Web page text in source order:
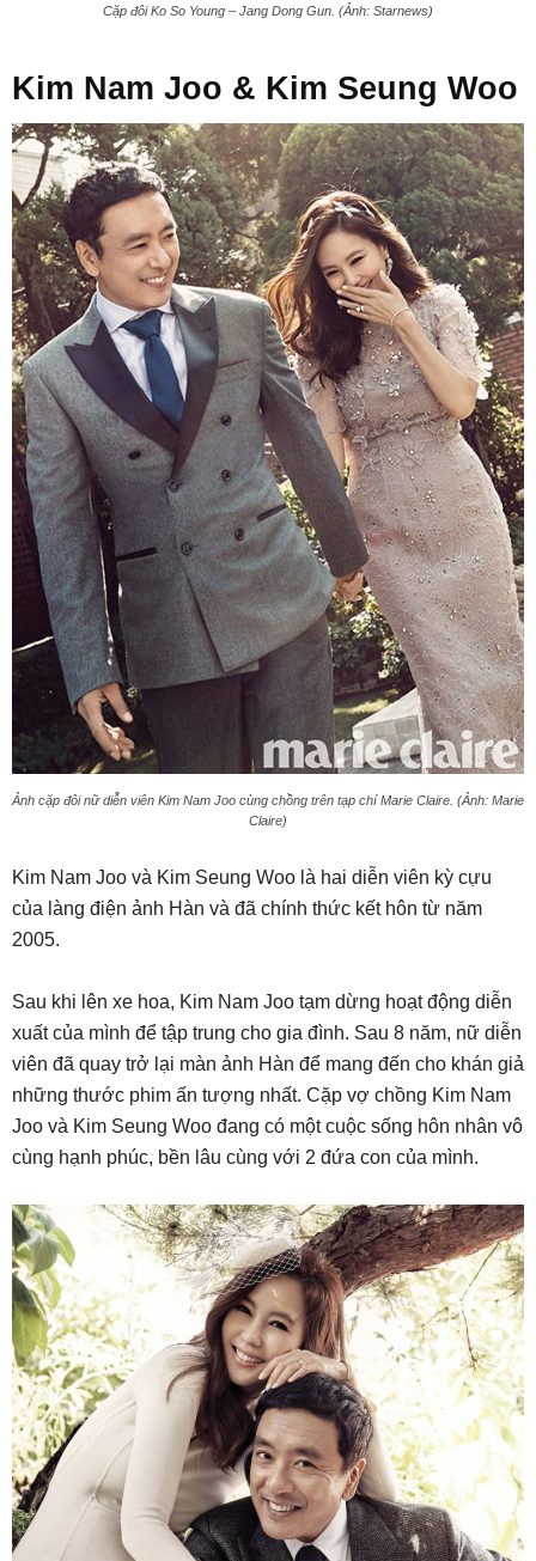
Cặp đôi Ko So Young – Jang Dong Gun. (Ảnh: Starnews)
Kim Nam Joo & Kim Seung Woo
Ảnh cặp đôi nữ diễn viên Kim Nam Joo cùng chồng trên tạp chí Marie Claire. (Ảnh: Marie
Claire)
Kim Nam Joo và Kim Seung Woo là hai diễn viên kỳ cựu
của làng điện ảnh Hàn và đã chính thức kết hôn từ năm
2005.
Sau khi lên xe hoa, Kim Nam Joo tạm dừng hoạt động diễn
xuất của mình để tập trung cho gia đình. Sau 8 năm, nữ diễn
viên đã quay trở lại màn ảnh Hàn để mang đến cho khán giả
những thước phim ấn tượng nhất. Cặp vợ chồng Kim Nam
Joo và Kim Seung Woo đang có một cuộc sống hôn nhân vô
cùng hạnh phúc, bền lâu cùng với 2 đứa con của mình.